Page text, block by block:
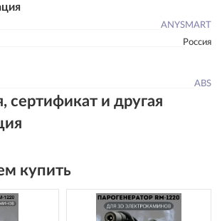
ANYSMART
Россия
ABS
сертификат и другая
купить